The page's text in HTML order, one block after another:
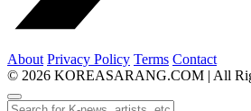
About Privacy Policy Terms Contact
© 2026 KOREASARANG.COM | All